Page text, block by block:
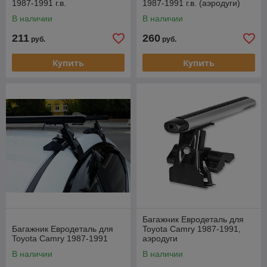
1987-1991 г.в.
В наличии
211 руб.
Купить
1987-1991 г.в. (аэродуги)
В наличии
260 руб.
Купить
Багажник Евродеталь для
Toyota Camry 1987-1991
В наличии
Багажник Евродеталь для
Toyota Camry 1987-1991,
аэродуги
В наличии